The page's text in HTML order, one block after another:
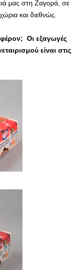
μας στη Ζαγορά, σε
και διεθνώς.
Οι εξαγωγές
είναι στις